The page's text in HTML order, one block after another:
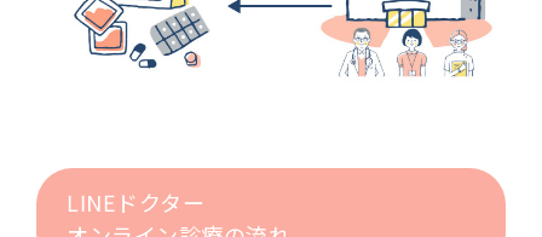
LINEドクター